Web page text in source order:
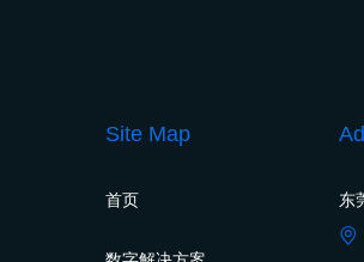
Site Map
首页
东